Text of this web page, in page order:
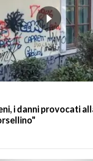
i danni provocati